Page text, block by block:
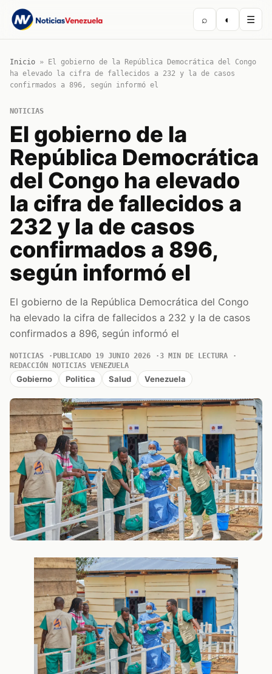
⌕ ◐ ☰
Inicio »
El gobierno de la República Democrática del Congo
ha elevado la cifra de fallecidos a 232 y la de casos
confirmados a 896, según informó el
NOTICIAS
El gobierno de la
República Democrática
del Congo ha elevado
la cifra de fallecidos a
232 y la de casos
confirmados a 896,
según informó el
El gobierno de la República Democrática del Congo
ha elevado la cifra de fallecidos a 232 y la de casos
confirmados a 896, según informó el
NOTICIAS PUBLICADO 19 JUNIO 2026
3 MIN DE LECTURA
REDACCIÓN NOTICIAS VENEZUELA
Gobierno Politica Salud Venezuela